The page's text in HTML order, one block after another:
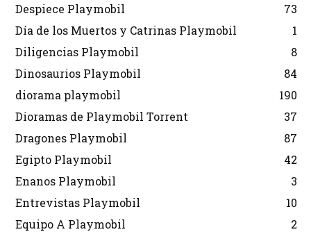
Despiece Playmobil
73
Día de los Muertos y Catrinas Playmobil
1
Diligencias Playmobil
8
Dinosaurios Playmobil
84
diorama playmobil
190
Dioramas de Playmobil Torrent
37
Dragones Playmobil
87
Egipto Playmobil
42
Enanos Playmobil
3
Entrevistas Playmobil
10
Equipo A Playmobil
2